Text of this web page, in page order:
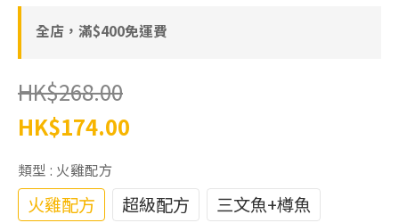
全店，滿$400免運費
HK$268.00
HK$174.00
類型 : 火雞配方
火雞配方 超級配方 三文魚+樽魚